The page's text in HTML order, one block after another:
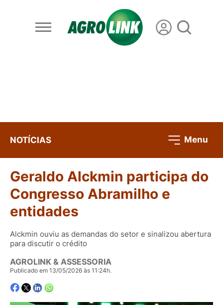
NOTÍCIAS Menu
Geraldo Alckmin participa do
Congresso Abramilho e
entidades
Alckmin ouviu as demandas do setor e sinalizou abertura
para discutir o crédito
AGROLINK & ASSESSORIA
Publicado em 13/05/2026 às 11:24h.